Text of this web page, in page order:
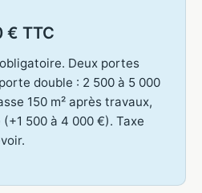
€ TTC
Deux portes
double : 2 500 à 5 000
150 m² après travaux,
500 à 4 000 €). Taxe